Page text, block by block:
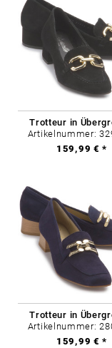
Trotteur in
Artikelnummer:
159,99 € *
Trotteur in
Artikelnummer:
159,99 € *